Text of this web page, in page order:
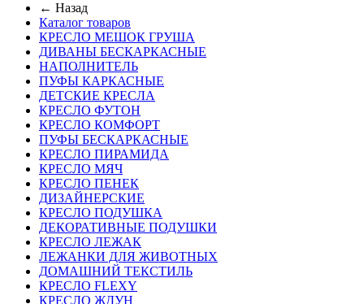
← Назад
Каталог товаров
КРЕСЛО МЕШОК ГРУША
ДИВАНЫ БЕСКАРКАСНЫЕ
НАПОЛНИТЕЛЬ
ПУФЫ КАРКАСНЫЕ
ДЕТСКИЕ КРЕСЛА
КРЕСЛО ФУТОН
КРЕСЛО КОМФОРТ
ПУФЫ БЕСКАРКАСНЫЕ
КРЕСЛО ПИРАМИДА
КРЕСЛО МЯЧ
КРЕСЛО ПЕНЕК
ДИЗАЙНЕРСКИЕ
КРЕСЛО ПОДУШКА
ДЕКОРАТИВНЫЕ ПОДУШКИ
КРЕСЛО ЛЕЖАК
ЛЕЖАНКИ ДЛЯ ЖИВОТНЫХ
ДОМАШНИЙ ТЕКСТИЛЬ
КРЕСЛО FLEXY
КРЕСЛО ЖДУН